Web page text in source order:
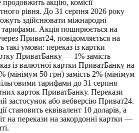
акцію, комісії
рівня. До 31 серпня 2026 року
здійснювати міжнародні
Акція поширюється на
Приват24, повідомляється на
такі умови: переказ із картки
ПриватБанку — 1% замість
із валютної картки ПриватБанку на
(мінімум 50 грн) замість 2% (мінімум
тарифами до 31 серпня
карток ПриватБанку. Перекази
застосунок або вебверсію Приват24.
становить еквівалент 10 доларів, а
на перекази на закордонні картки —